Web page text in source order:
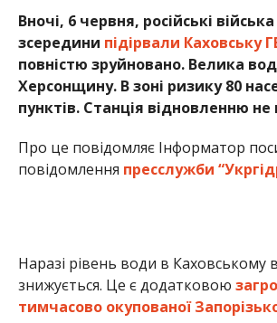
Вночі, 6 червня, російські війська
зсередини підірвали Каховську
повністю зруйновано. Велика
Херсонщину. В зоні ризику 80
пунктів. Станція відновленню не
Про це повідомляє Інформатор
повідомлення пресслужби
Наразі рівень води в Каховському
знижується. Це є додатковою
тимчасово окупованої